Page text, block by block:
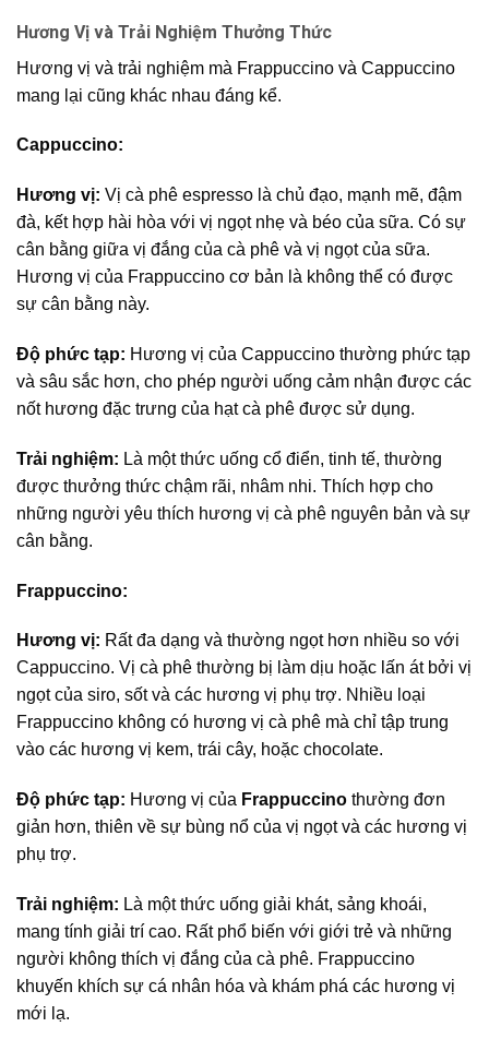
Hương Vị và Trải Nghiệm Thưởng Thức
Hương vị và trải nghiệm mà Frappuccino và Cappuccino
mang lại cũng khác nhau đáng kể.
Cappuccino:
Hương vị: Vị cà phê espresso là chủ đạo, mạnh mẽ, đậm
đà, kết hợp hài hòa với vị ngọt nhẹ và béo của sữa. Có sự
cân bằng giữa vị đắng của cà phê và vị ngọt của sữa.
Hương vị của Frappuccino cơ bản là không thể có được
sự cân bằng này.
Độ phức tạp: Hương vị của Cappuccino thường phức tạp
và sâu sắc hơn, cho phép người uống cảm nhận được các
nốt hương đặc trưng của hạt cà phê được sử dụng.
Trải nghiệm: Là một thức uống cổ điển, tinh tế, thường
được thưởng thức chậm rãi, nhâm nhi. Thích hợp cho
những người yêu thích hương vị cà phê nguyên bản và sự
cân bằng.
Frappuccino:
Hương vị: Rất đa dạng và thường ngọt hơn nhiều so với
Cappuccino. Vị cà phê thường bị làm dịu hoặc lấn át bởi vị
ngọt của siro, sốt và các hương vị phụ trợ. Nhiều loại
Frappuccino không có hương vị cà phê mà chỉ tập trung
vào các hương vị kem, trái cây, hoặc chocolate.
Độ phức tạp: Hương vị của Frappuccino thường đơn
giản hơn, thiên về sự bùng nổ của vị ngọt và các hương vị
phụ trợ.
Trải nghiệm: Là một thức uống giải khát, sảng khoái,
mang tính giải trí cao. Rất phổ biến với giới trẻ và những
người không thích vị đắng của cà phê. Frappuccino
khuyến khích sự cá nhân hóa và khám phá các hương vị
mới lạ.